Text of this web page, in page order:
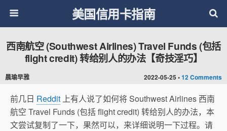
美国信用卡指南
2022-05-25 •12 Comments
西南航空 (Southwest Airlines) Travel Funds (包括
flight credit) 转给别人的办法【奇技淫巧】
晨瑜早雅
前几日 Reddit 上有人说了如何将 Southwest Airlines 西南
航空 Travel Funds (包括 flight credit) 转给别人的办法，本
文尝试复制了一下，果然可以，来详细说明一下过程。请